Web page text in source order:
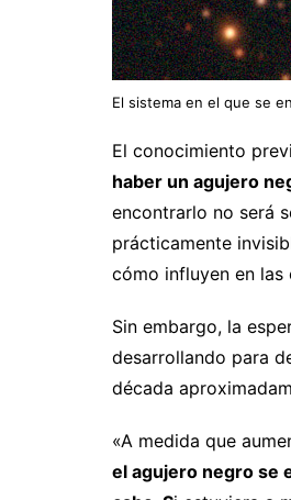
El sistema en el que se
El conocimiento
haber un agujero
encontrarlo no será
prácticamente
cómo influyen en las
Sin embargo, la
desarrollando para
década
«A medida que
el agujero negro se